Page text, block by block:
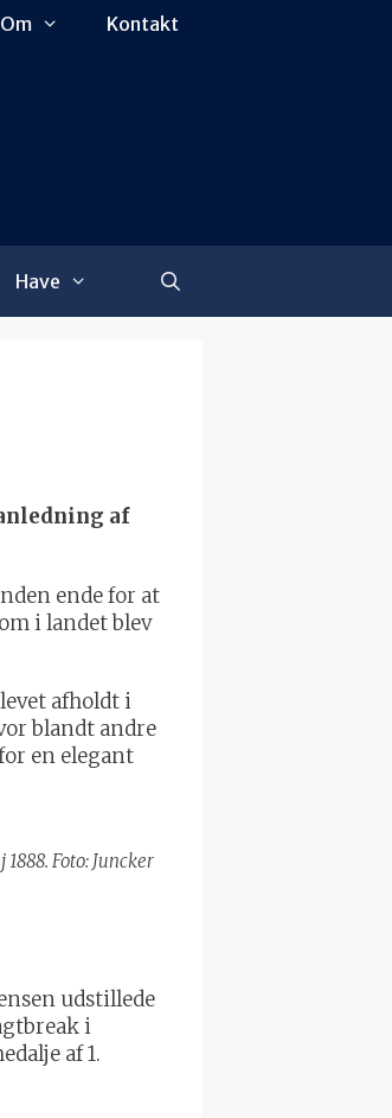
Om Kontakt
Have
af
ende for at
i landet blev
afholdt i
blandt andre
en elegant
Foto: Juncker
udstillede
i
af 1.